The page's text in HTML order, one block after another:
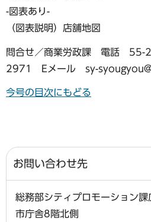
-図表あり-
（図表説明）店舗地図
問合せ／商業労政課 電話
2971 Eメール sy-
今号の目次にもどる
お問い合わせ先
総務部シティプロモーション課
市庁舎8階北側